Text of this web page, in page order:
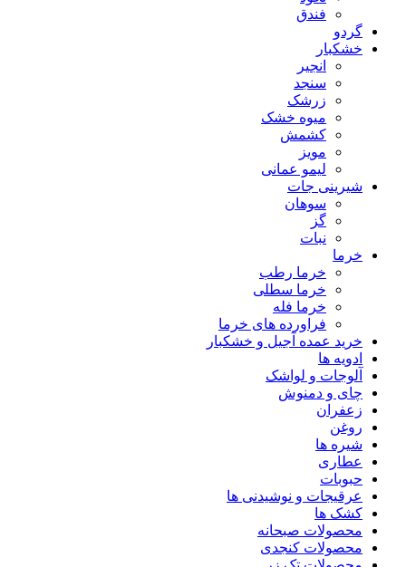
فندق
گردو
خشکبار
انجیر
سنجد
زرشک
میوه خشک
کشمش
مویز
لیمو عمانی
شیرینی جات
سوهان
گز
نبات
خرما
خرما رطب
خرما سطلی
خرما فله
فراورده های خرما
خرید عمده آجیل و خشکبار
ادویه ها
آلوجات و لواشک
چای و دمنوش
زعفران
روغن
شیره ها
عطاری
حبوبات
عرقیجات و نوشیدنی ها
کشک ها
محصولات صبحانه
محصولات کنجدی